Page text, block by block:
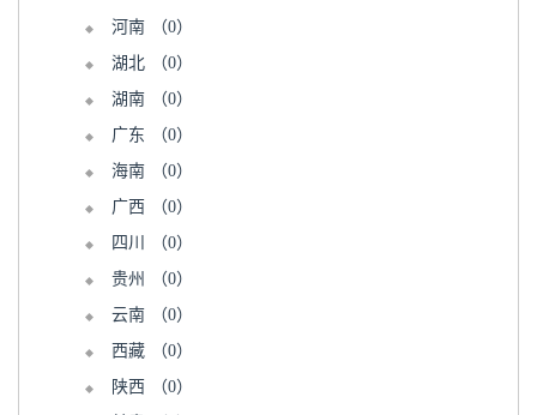
河南
（0）
湖北
（0）
湖南
（0）
广东
（0）
海南
（0）
广西
（0）
四川
（0）
贵州
（0）
云南
（0）
西藏
（0）
陕西
（0）